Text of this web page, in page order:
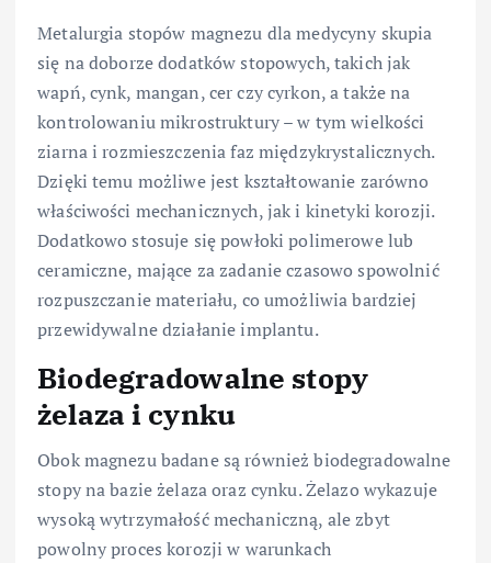
Metalurgia stopów magnezu dla medycyny skupia
się na doborze dodatków stopowych, takich jak
wapń, cynk, mangan, cer czy cyrkon, a także na
kontrolowaniu mikrostruktury – w tym wielkości
ziarna i rozmieszczenia faz międzykrystalicznych.
Dzięki temu możliwe jest kształtowanie zarówno
właściwości mechanicznych, jak i kinetyki korozji.
Dodatkowo stosuje się powłoki polimerowe lub
ceramiczne, mające za zadanie czasowo spowolnić
rozpuszczanie materiału, co umożliwia bardziej
przewidywalne działanie implantu.
Biodegradowalne stopy
żelaza i cynku
Obok magnezu badane są również biodegradowalne
stopy na bazie żelaza oraz cynku. Żelazo wykazuje
wysoką wytrzymałość mechaniczną, ale zbyt
powolny proces korozji w warunkach